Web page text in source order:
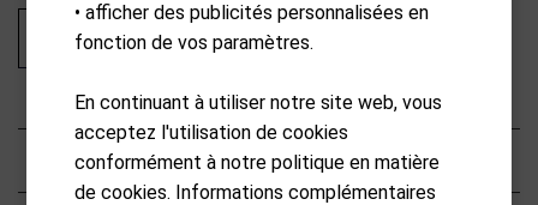
Ajouter au panier
Description
• afficher des publicités personnalisées en
fonction de vos paramètres.
En continuant à utiliser notre site web, vous
acceptez l'utilisation de cookies
conformément à notre politique en matière
de cookies. Informations complémentaires